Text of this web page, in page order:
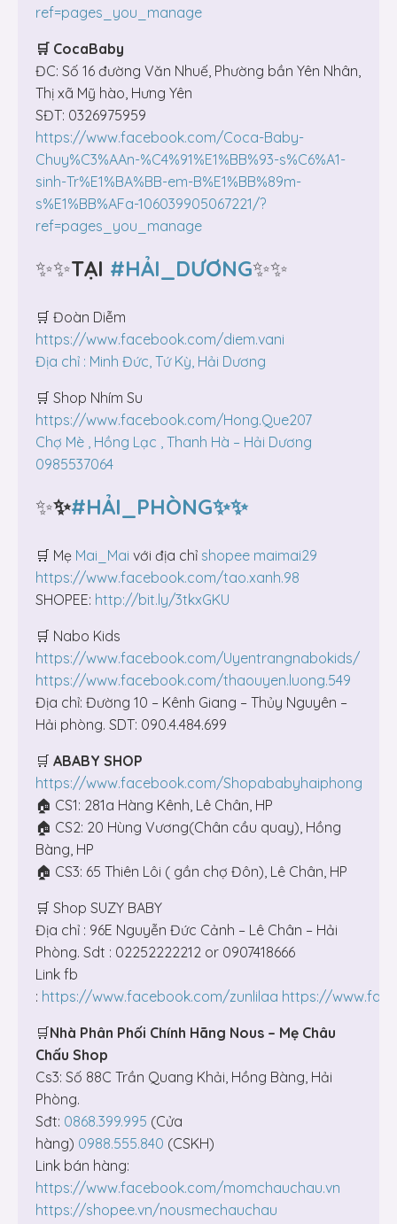
ref=pages_you_manage
🛒 CocaBaby
ĐC: Số 16 đường Văn Nhuế, Phường bần Yên Nhân,
Thị xã Mỹ hào, Hưng Yên
SĐT: 0326975959
https://www.facebook.com/Coca-Baby-
Chuy%C3%AAn-%C4%91%E1%BB%93-s%C6%A1-
sinh-Tr%E1%BA%BB-em-B%E1%BB%89m-
s%E1%BB%AFa-106039905067221/?
ref=pages_you_manage
✨✨TẠI #HẢI_DƯƠNG✨✨
🛒 Đoàn Diễm
https://www.facebook.com/diem.vani
Địa chỉ : Minh Đức, Tứ Kỳ, Hải Dương
🛒 Shop Nhím Su
https://www.facebook.com/Hong.Que207
Chợ Mè , Hồng Lạc , Thanh Hà – Hải Dương
0985537064
✨✨#HẢI_PHÒNG✨✨
🛒 Mẹ Mai_Mai với địa chỉ shopee maimai29
https://www.facebook.com/tao.xanh.98
SHOPEE: http://bit.ly/3tkxGKU
🛒 Nabo Kids
https://www.facebook.com/Uyentrangnabokids/
https://www.facebook.com/thaouyen.luong.549
Địa chỉ: Đường 10 – Kênh Giang – Thủy Nguyên –
Hải phòng. SDT: 090.4.484.699
🛒 ABABY SHOP
https://www.facebook.com/Shopababyhaiphong
🏠 CS1: 281a Hàng Kênh, Lê Chân, HP
🏠 CS2: 20 Hùng Vương(Chân cầu quay), Hồng
Bàng, HP
🏠 CS3: 65 Thiên Lôi ( gần chợ Đôn), Lê Chân, HP
🛒 Shop SUZY BABY
Địa chỉ : 96E Nguyễn Đức Cảnh – Lê Chân – Hải
Phòng. Sdt : 02252222212 or 0907418666
Link fb
: https://www.facebook.com/zunlilaa https://
🛒Nhà Phân Phối Chính Hãng Nous – Mẹ Châu
Chấu Shop
Cs3: Số 88C Trần Quang Khải, Hồng Bàng, Hải
Phòng.
Sđt: 0868.399.995 (Cửa
hàng) 0988.555.840 (CSKH)
Link bán hàng:
https://www.facebook.com/momchauchau.vn
https://shopee.vn/nousmechauchau